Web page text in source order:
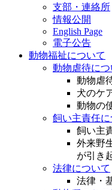
支部・連絡所
情報公開
English Page
電子公告
動物福祉について
動物虐待につ
動物虐
犬のケ
動物の
飼い主責任に
飼い主
外来野
が引き
法律について
法律・